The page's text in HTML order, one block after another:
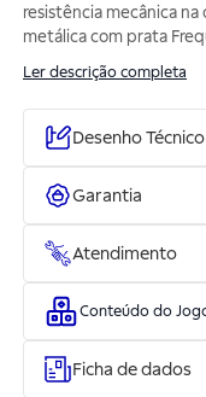
resistência mecânica
metálica com prata
Ler descrição completa
Desenho Técnico
Garantia
Atendimento
Conteúdo do
Ficha de dados